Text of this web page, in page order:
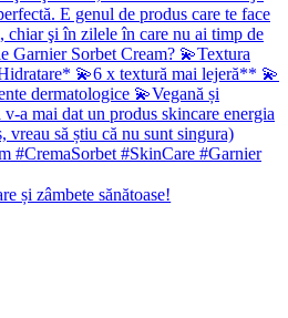
și zâmbete sănătoase!